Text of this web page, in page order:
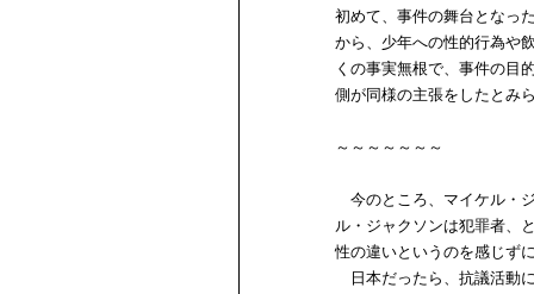
初めて、事件の舞台となっ
から、少年への性的行為や
くの事実無根で、事件の目
側が同様の主張をしたとみ
～～～～～～～
今のところ、マイケル・
ル・ジャクソンは犯罪者、
性の違いというのを感じず
日本だったら、抗議活動